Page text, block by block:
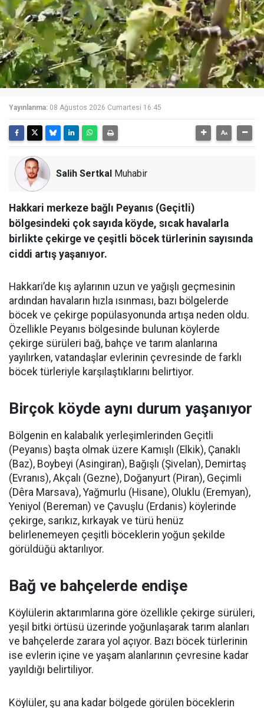
Yayınlanma: 08 Ağustos 2026 Cumartesi 16:45
Salih Sertkal Muhabir
Hakkari merkeze bağlı Peyanıs (Geçitli)
bölgesindeki çok sayıda köyde, sıcak havalarla
birlikte çekirge ve çeşitli böcek türlerinin sayısında
ciddi artış yaşanıyor.
Hakkari’de kış aylarının uzun ve yağışlı geçmesinin
ardından havaların hızla ısınması, bazı bölgelerde
böcek ve çekirge popülasyonunda artışa neden oldu.
Özellikle Peyanıs bölgesinde bulunan köylerde
çekirge sürüleri bağ, bahçe ve tarım alanlarına
yayılırken, vatandaşlar evlerinin çevresinde de farklı
böcek türleriyle karşılaştıklarını belirtiyor.
Birçok köyde aynı durum yaşanıyor
Bölgenin en kalabalık yerleşimlerinden Geçitli
(Peyanıs) başta olmak üzere Kamışlı (Elkik), Çanaklı
(Baz), Boybeyi (Asingiran), Bağışlı (Şivelan), Demirtaş
(Evranıs), Akçalı (Gezne), Doğanyurt (Piran), Geçimli
(Dêra Marsava), Yağmurlu (Hisane), Oluklu (Eremyan),
Yeniyol (Bereman) ve Çavuşlu (Erdanis) köylerinde
çekirge, sarıkız, kırkayak ve türü henüz
belirlenemeyen çeşitli böceklerin yoğun şekilde
görüldüğü aktarılıyor.
Bağ ve bahçelerde endişe
Köylülerin aktarımlarına göre özellikle çekirge sürüleri,
yeşil bitki örtüsü üzerinde yoğunlaşarak tarım alanları
ve bahçelerde zarara yol açıyor. Bazı böcek türlerinin
ise evlerin içine ve yaşam alanlarının çevresine kadar
yayıldığı belirtiliyor.
Köylüler, şu ana kadar bölgede görülen böceklerin